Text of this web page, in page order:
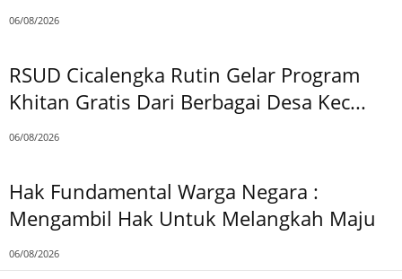
06/08/2026
RSUD Cicalengka Rutin Gelar Program
Khitan Gratis Dari Berbagai Desa Kec...
06/08/2026
Hak Fundamental Warga Negara :
Mengambil Hak Untuk Melangkah Maju
06/08/2026